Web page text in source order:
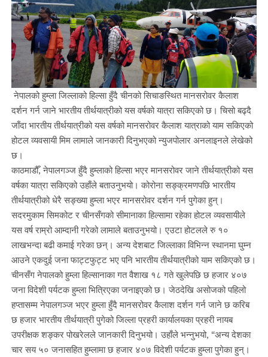
नेपालको हुम्ला जिल्लाको हिल्सा हुँदै चीनको सिचाङस्थित मानसरोवर कैलाश
दर्शन गर्न जाने भारतीय तीर्थयात्रीको यस वर्षको यात्रा सकिएको छ। चिसो बढ्दै
जाँदा भारतीय तीर्थयात्रीको यस वर्षको मानसरोवर कैलाश यात्राको याम सकिएको
होटल व्यवसायी मिम लामाले जानकारी दिनुभएको न्युजपोलार अनलाइनले लेखेको
छ।
काठमाडौँ, नेपालगञ्ज हुँदै हुम्लाको हिल्सा भएर मानसरोवर जाने तीर्थयात्रीको यस
वर्षका यात्रा सकिएको उहाँले बताउनुभयो। कोरोना सङ्क्रमणपछि भारतीय
तीर्थयात्रीको धेरै सङ्ख्या हुम्ला भएर मानसरोवर दर्शन गर्न पुगेका हुन्।
सदरमुकाम सिमकोट र चीनसँगको सीमानाका हिल्सामा रहेका होटल व्यवसायीले
यस वर्ष राम्रो आम्दानी गरेको लामाले बताउनुभयो। एउटा होटलले रु १०
लाखभन्दा बढी कमाई गरेका छन्। अन्य देशबाट जिल्लाका विभिन्न स्थानमा घुम्न
आउने एकदुई जना फाट्टफुट्ट भए पनि भारतीय तीर्थयात्रीको याम सकिएको छ।
चीनसँग नेपालको हुम्ला हिल्सानाका गत वैशाख १८ गते खुलेपछि छ हजार ४०७
जना विदेशी पर्यटक हुम्ला भित्रिएका जनाइएको छ। जेठदेखि असोजको पहिलो
हप्तासम्म नेपालगञ्ज भएर हुम्ला हुँदै मानसरोवर कैलाश दर्शन गर्न जाने छ करिब
छ हजार भारतीय तीर्थयात्री पुगेको जिल्ला प्रहरी कार्यालयका प्रहरी नायब
उपरीक्षक शङ्कर पोखरेलले जानकारी दिनुभयो। उहाँले भन्नुभयो, “अन्य देशका
चार सय ५० जनासहित हुम्लामा छ हजार ४०७ विदेशी पर्यटक हुम्ला पुगेका हुन्।